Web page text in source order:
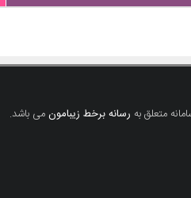
متعلق به رسانه برخط زیبامونمی باشد.